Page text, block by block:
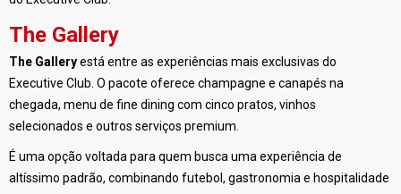
The Gallery
The Galleryestá entre as experiências mais exclusivas do
Executive Club. O pacote oferece champagne e canapés na
chegada, menu de fine dining com cinco pratos, vinhos
selecionados e outros serviços premium.
É uma opção voltada para quem busca uma experiência de
altíssimo padrão, combinando futebol, gastronomia e hospitalidade